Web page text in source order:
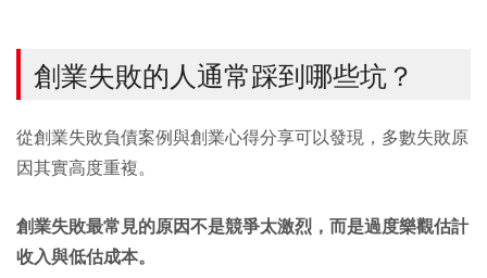
創業失敗的人通常踩到哪些坑？
從創業失敗負債案例與創業心得分享可以發現，多數失敗原
因其實高度重複。
創業失敗最常見的原因不是競爭太激烈，而是過度樂觀估計
收入與低估成本。